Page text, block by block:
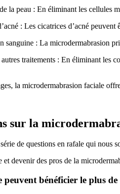
la peau : En éliminant les cellules
: Les cicatrices d’acné
sanguine : La microdermabrasion
traitements : En éliminant les
la microdermabrasion faciale
sur la
de questions en rafale qui nous
et devenir des pros de la
peuvent bénéficier le plus